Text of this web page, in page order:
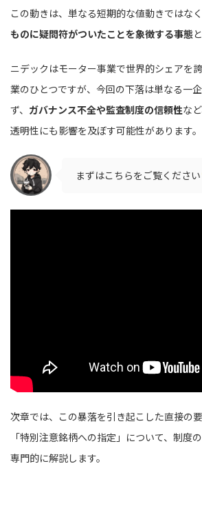
この動きは、単なる短期的な値動きではなく
ものに疑問符がついたことを象徴する事態
ニデックはモーター事業で世界的シェアを
業のひとつですが、今回の下落は単なる一
ず、 ガバナンス不全や監査制度の信頼性な
透明性にも影響を及ぼす可能性があります。
まずはこちらをご覧ください
次章では、この暴落を引き起こした直接の要
「特別注意銘柄への指定」について、制度
専門的に解説します。